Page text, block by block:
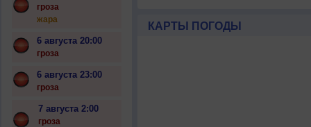
гроза
жара
6 августа 20:00
гроза
6 августа 23:00
гроза
7 августа 2:00
гроза
КАРТЫ ПОГОДЫ